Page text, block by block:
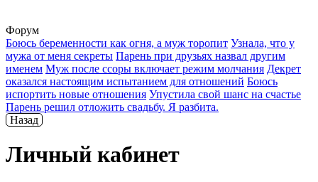
Форум
Боюсь беременности как огня, а муж торопит Узнала, что у
мужа от меня секреты Парень при друзьях назвал другим
именем Муж после ссоры включает режим молчания Декрет
оказался настоящим испытанием для отношений Боюсь
испортить новые отношения Упустила свой шанс на счастье
Парень решил отложить свадьбу. Я разбита.
Назад
Личный кабинет